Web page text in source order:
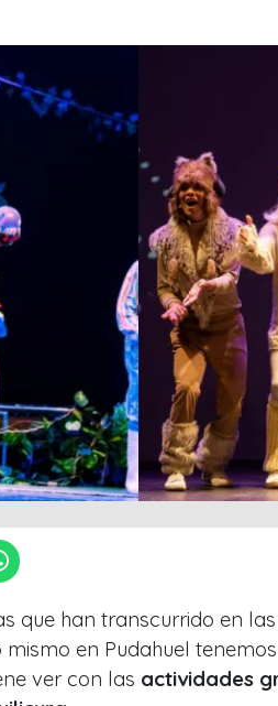
que han transcurrido en las
mismo en Pudahuel
ver con las actividades